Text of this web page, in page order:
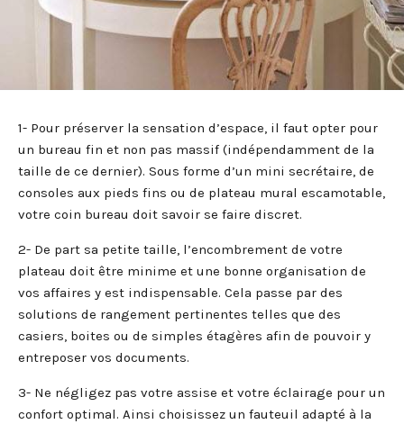
1- Pour préserver la sensation d’espace, il faut opter pour
un bureau fin et non pas massif (indépendamment de la
taille de ce dernier). Sous forme d’un mini secrétaire, de
consoles aux pieds fins ou de plateau mural escamotable,
votre coin bureau doit savoir se faire discret.
2- De part sa petite taille, l’encombrement de votre
plateau doit être minime et une bonne organisation de
vos affaires y est indispensable. Cela passe par des
solutions de rangement pertinentes telles que des
casiers, boites ou de simples étagères afin de pouvoir y
entreposer vos documents.
3- Ne négligez pas votre assise et votre éclairage pour un
confort optimal. Ainsi choisissez un fauteuil adapté à la